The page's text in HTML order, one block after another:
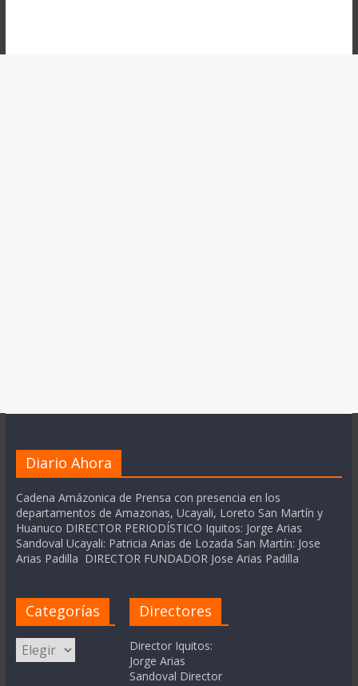
Diario Ahora
Cadena Amázonica de Prensa con presencia en los
departamentos de Amazonas, Ucayali, Loreto San Martín y
Huanuco DIRECTOR PERIODÍSTICO Iquitos: Jorge Arias
Sandoval Ucayali: Patricia Arias de Lozada San Martín: Jose
Arias Padilla DIRECTOR FUNDADOR Jose Arias Padilla
Categorías
Categorías
Directores
Director Iquitos:
Jorge Arias
Sandoval Director